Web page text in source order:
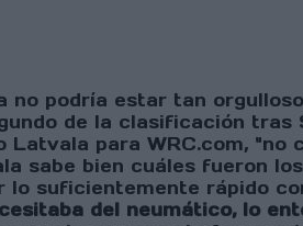
podría estar tan
de la clasificación
Latvala para WRC.com,
sabe bien cuáles fueron
lo suficientemente rápido
del neumático, lo